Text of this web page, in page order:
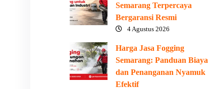
Semarang Terpercaya
Bergaransi Resmi
4 Agustus 2026
Harga Jasa Fogging
Semarang: Panduan Biaya
dan Penanganan Nyamuk
Efektif